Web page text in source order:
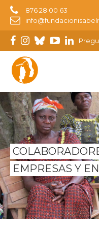
876 28 00 63
EMPRESAS Y